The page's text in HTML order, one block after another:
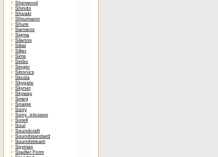
Sherwood
Shindo
Shivaki
Shturmann
Shure
Siemens
Sigma
Silanos
Siltal
Silter
Sims
Sinbo
Singer
Sitronics
Skoda
Skygate
Skynet
Skyway
Smeg
Snaige
Sony
Sony_ericsson
Sorell
Soul
Soundcraft
Soundstandard
Soundstream
Spymax
Stadler Form